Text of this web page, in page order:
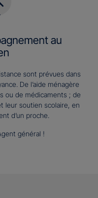
au
sont prévues dans
De l’aide ménagère
ou de médicaments ; de
leur soutien scolaire, en
d’un proche.
général !